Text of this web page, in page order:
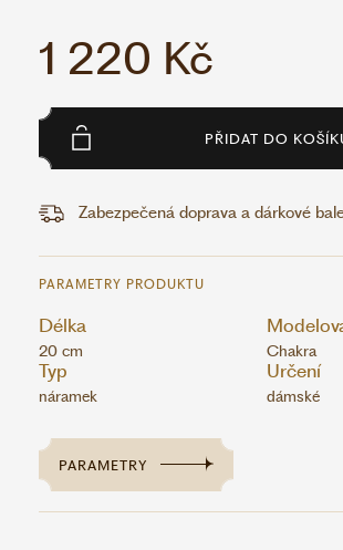
1 220 Kč
PŘIDAT DO
Zabezpečená doprava a dárkové
PARAMETRY PRODUKTU
Délka
20 cm Chakra
Typ
náramek
Určení
dámské
PARAMETRY